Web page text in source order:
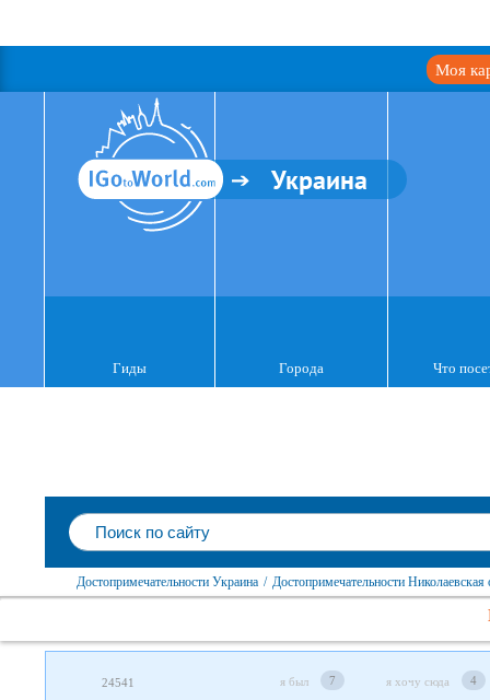
Моя
Украина
Гиды Города Что
Достопримечательности Украина / Достопримечательности Николаевская
24541 я был 7 я хочу сюда 4